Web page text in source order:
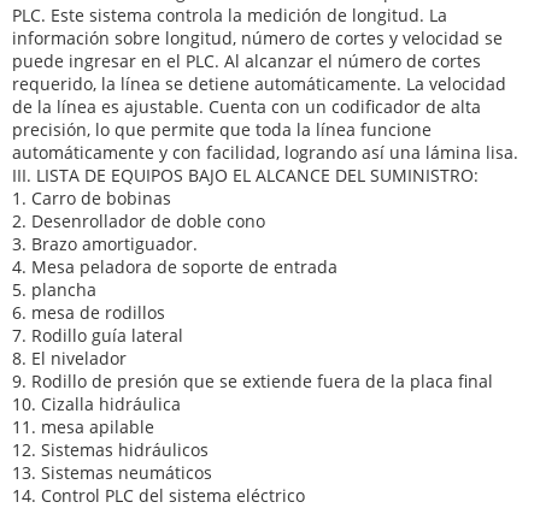
PLC. Este sistema controla la medición de longitud. La
información sobre longitud, número de cortes y velocidad se
puede ingresar en el PLC. Al alcanzar el número de cortes
requerido, la línea se detiene automáticamente. La velocidad
de la línea es ajustable. Cuenta con un codificador de alta
precisión, lo que permite que toda la línea funcione
automáticamente y con facilidad, logrando así una lámina lisa.
III. LISTA DE EQUIPOS BAJO EL ALCANCE DEL SUMINISTRO:
1. Carro de bobinas
2. Desenrollador de doble cono
3. Brazo amortiguador.
4. Mesa peladora de soporte de entrada
5. plancha
6. mesa de rodillos
7. Rodillo guía lateral
8. El nivelador
9. Rodillo de presión que se extiende fuera de la placa final
10. Cizalla hidráulica
11. mesa apilable
12. Sistemas hidráulicos
13. Sistemas neumáticos
14. Control PLC del sistema eléctrico